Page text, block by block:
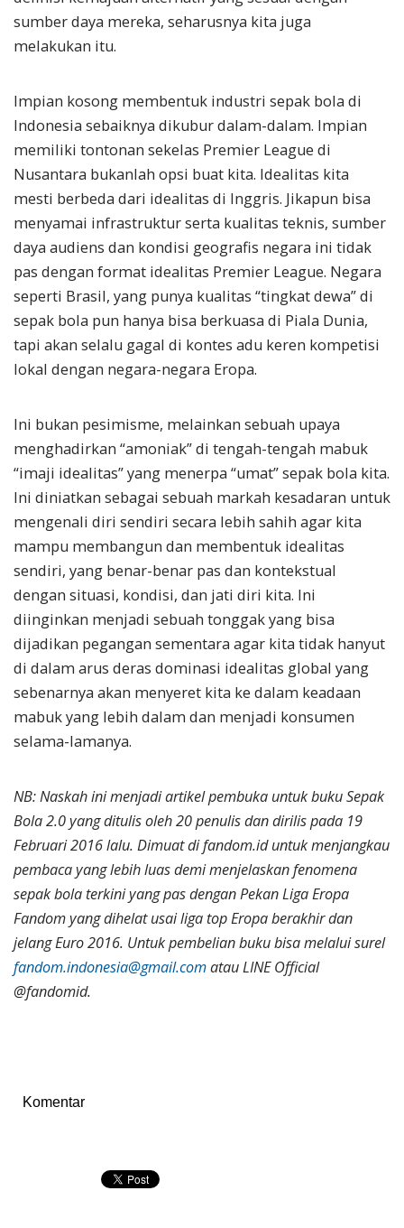
sumber daya mereka, seharusnya kita juga
melakukan itu.
Impian kosong membentuk industri sepak bola di
Indonesia sebaiknya dikubur dalam-dalam. Impian
memiliki tontonan sekelas Premier League di
Nusantara bukanlah opsi buat kita. Idealitas kita
mesti berbeda dari idealitas di Inggris. Jikapun bisa
menyamai infrastruktur serta kualitas teknis, sumber
daya audiens dan kondisi geografis negara ini tidak
pas dengan format idealitas Premier League. Negara
seperti Brasil, yang punya kualitas “tingkat dewa” di
sepak bola pun hanya bisa berkuasa di Piala Dunia,
tapi akan selalu gagal di kontes adu keren kompetisi
lokal dengan negara-negara Eropa.
Ini bukan pesimisme, melainkan sebuah upaya
menghadirkan “amoniak” di tengah-tengah mabuk
“imaji idealitas” yang menerpa “umat” sepak bola kita.
Ini diniatkan sebagai sebuah markah kesadaran untuk
mengenali diri sendiri secara lebih sahih agar kita
mampu membangun dan membentuk idealitas
sendiri, yang benar-benar pas dan kontekstual
dengan situasi, kondisi, dan jati diri kita. Ini
diinginkan menjadi sebuah tonggak yang bisa
dijadikan pegangan sementara agar kita tidak hanyut
di dalam arus deras dominasi idealitas global yang
sebenarnya akan menyeret kita ke dalam keadaan
mabuk yang lebih dalam dan menjadi konsumen
selama-lamanya.
NB: Naskah ini menjadi artikel pembuka untuk buku Sepak
Bola 2.0 yang ditulis oleh 20 penulis dan dirilis pada 19
Februari 2016 lalu. Dimuat di fandom.id untuk menjangkau
pembaca yang lebih luas demi menjelaskan fenomena
sepak bola terkini yang pas dengan Pekan Liga Eropa
Fandom yang dihelat usai liga top Eropa berakhir dan
jelang Euro 2016. Untuk pembelian buku bisa melalui surel
fandom.indonesia@gmail.comatau LINE Official
@fandomid.
Komentar